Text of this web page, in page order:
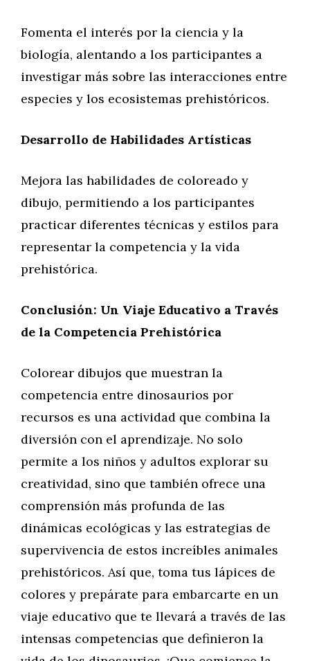
Fomenta el interés por la ciencia y la
biología, alentando a los participantes a
investigar más sobre las interacciones entre
especies y los ecosistemas prehistóricos.
Desarrollo de Habilidades Artísticas
Mejora las habilidades de coloreado y
dibujo, permitiendo a los participantes
practicar diferentes técnicas y estilos para
representar la competencia y la vida
prehistórica.
Conclusión: Un Viaje Educativo a Través
de la Competencia Prehistórica
Colorear dibujos que muestran la
competencia entre dinosaurios por
recursos es una actividad que combina la
diversión con el aprendizaje. No solo
permite a los niños y adultos explorar su
creatividad, sino que también ofrece una
comprensión más profunda de las
dinámicas ecológicas y las estrategias de
supervivencia de estos increíbles animales
prehistóricos. Así que, toma tus lápices de
colores y prepárate para embarcarte en un
viaje educativo que te llevará a través de las
intensas competencias que definieron la